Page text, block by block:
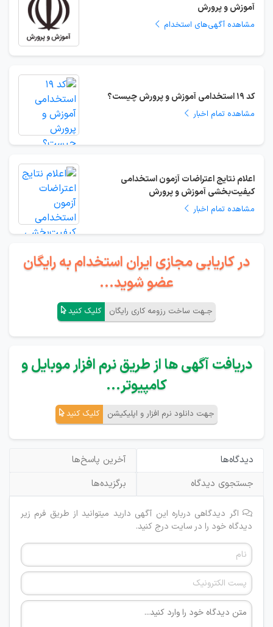
آموزش و پرورش
مشاهده آگهی‌های استخدام
کد 19 استخدامی آموزش و پرورش چیست؟
مشاهده تمام اخبار
اعلام نتایج اعتراضات آزمون‌ استخدامی
کیفیت‌بخشی آموزش و پرورش
مشاهده تمام اخبار
در کاریابی مجازی ایران استخدام به رایگان
عضو شوید...
جـهت ساخت رزومه کاری رایگان کلیک کنید
دریافت آگهی ها از طریق نرم افزار موبایل و
کامپیوتر...
جهت دانلود نرم افزار و اپلیکیشن کلیک کنید
دیدگاه‌ها
آخرین پاسخ‌ها
جستجوی دیدگاه
برگزیده‌ها
اگر دیدگاهی درباره این آگهی دارید میتوانید از طریق فرم زیر
دیدگاه خود را در سایت درج کنید.